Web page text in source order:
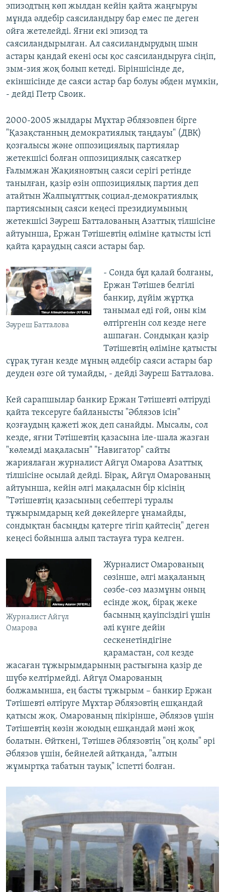
эпизодтың көп жылдан кейін қайта жаңғыруы
мұнда әлдебір саясиландыру бар емес пе деген
ойға жетелейді. Яғни екі эпизод та
саясиландырылған. Ал саясиландырудың шын
астары қандай екені осы қос саясиландыруға сіңіп,
зым-зия жоқ болып кетеді. Біріншісінде де,
екіншісінде де саяси астар бар болуы әбден мүмкін,
- дейді Петр Своик.
2000-2005 жылдары Мұхтар Әблязовпен бірге
"Қазақстанның демократиялық таңдауы" (ДВК)
қозғалысы және оппозициялық партиялар
жетекшісі болған оппозициялық саясаткер
Ғалымжан Жақияновтың саяси серігі ретінде
танылған, қазір өзін оппозициялық партия деп
атайтын Жалпыұлттық социал-демократиялық
партиясының саяси кеңесі президиумының
жетекшісі Зәуреш Батталованың Азаттық тілшісіне
айтуынша, Ержан Тәтішевтің өліміне қатысты істі
қайта қараудың саяси астары бар.
Зәуреш Батталова
- Сонда бұл қалай болғаны,
Ержан Тәтішев белгілі
банкир, дүйім жұртқа
танымал еді ғой, оны кім
өлтіргенін сол кезде неге
ашпаған. Сондықан қазір
Тәтішевтің өліміне қатысты
сұрақ туған кезде мұның әлдебір саяси астары бар
деуден өзге ой тумайды, - дейді Зәуреш Батталова.
Кей сарапшылар банкир Ержан Тәтішевті өлтіруді
қайта тексеруге байланысты "Әблязов ісін"
қозғаудың қажеті жоқ деп санайды. Мысалы, сол
кезде, яғни Тәтішевтің қазасына іле-шала жазған
"көлемді мақаласын" "Навигатор" сайты
жариялаған журналист Айгүл Омарова Азаттық
тілшісіне осылай дейді. Бірақ, Айгүл Омарованың
айтуынша, кейін әлгі мақаласын бір кісінің
"Тәтішевтің қазасының себептері туралы
тұжырымдарың кей дөкейлерге ұнамайды,
сондықтан басыңды қатерге тігіп қайтесің" деген
кеңесі бойынша алып тастауға тура келген.
Журналист Айгүл
Омарова
Журналист Омарованың
сөзінше, әлгі мақаланың
сөзбе-сөз мазмұны оның
есінде жоқ, бірақ жеке
басының қауіпсіздігі үшін
әлі күнге дейін
сескенетіндігіне
қарамастан, сол кезде
жасаған тұжырымдарының растығына қазір де
шүбә келтірмейді. Айгүл Омарованың
болжамынша, ең басты тұжырым – банкир Ержан
Тәтішевті өлтіруге Мұхтар Әблязовтің ешқандай
қатысы жоқ. Омарованың пікірінше, Әблязов үшін
Тәтішевтің көзін жоюдың ешқандай мәні жоқ
болатын. Өйткені, Тәтішев Әблязовтің "оң қолы" әрі
Әблязов үшін, бейнелей айтқанда, "алтын
жұмыртқа табатын тауық" іспетті болған.